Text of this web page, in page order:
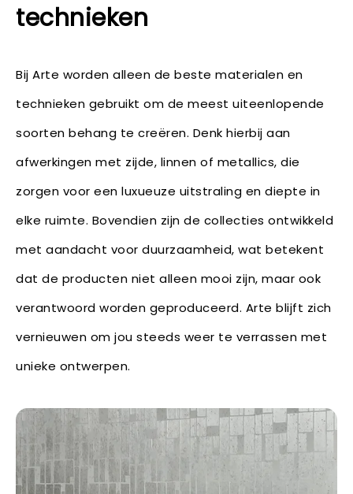
technieken
Bij Arte worden alleen de beste materialen en
technieken gebruikt om de meest uiteenlopende
soorten behang te creëren. Denk hierbij aan
afwerkingen met zijde, linnen of metallics, die
zorgen voor een luxueuze uitstraling en diepte in
elke ruimte. Bovendien zijn de collecties ontwikkeld
met aandacht voor duurzaamheid, wat betekent
dat de producten niet alleen mooi zijn, maar ook
verantwoord worden geproduceerd. Arte blijft zich
vernieuwen om jou steeds weer te verrassen met
unieke ontwerpen.